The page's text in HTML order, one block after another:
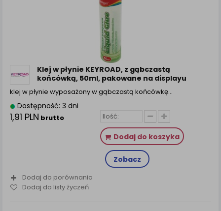
Klej w płynie KEYROAD, z gąbczastą
końcówką, 50ml, pakowane na displayu
klej w płynie wyposażony w gąbczastą końcówkę...
Dostępność: 3 dni
1,91 PLN brutto
Dodaj do koszyka
Zobacz
Dodaj do porównania
Dodaj do listy życzeń